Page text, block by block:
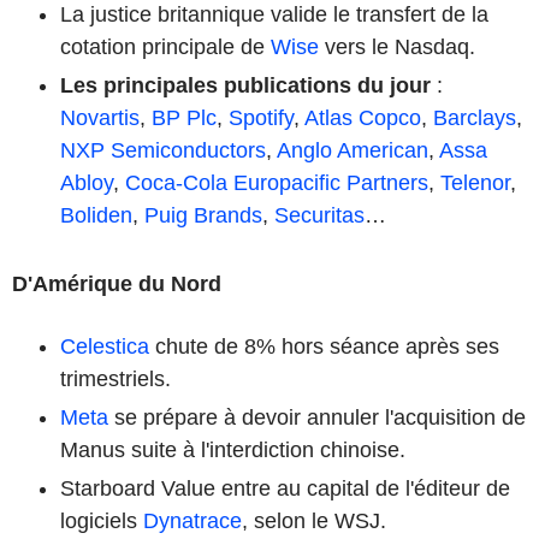
La justice britannique valide le transfert de la
cotation principale de Wise vers le Nasdaq.
Les principales publications du jour :
Novartis, BP Plc, Spotify, Atlas Copco, Barclays,
NXP Semiconductors, Anglo American, Assa
Abloy, Coca-Cola Europacific Partners, Telenor,
Boliden, Puig Brands, Securitas…
D'Amérique du Nord
Celestica chute de 8% hors séance après ses
trimestriels.
Meta se prépare à devoir annuler l'acquisition de
Manus suite à l'interdiction chinoise.
Starboard Value entre au capital de l'éditeur de
logiciels Dynatrace, selon le WSJ.